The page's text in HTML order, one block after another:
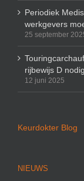
Periodiek
werkgevers
25 september
rijbewijs D nodig
12 juni 2025
Keurdokter Blog
NIEUWS